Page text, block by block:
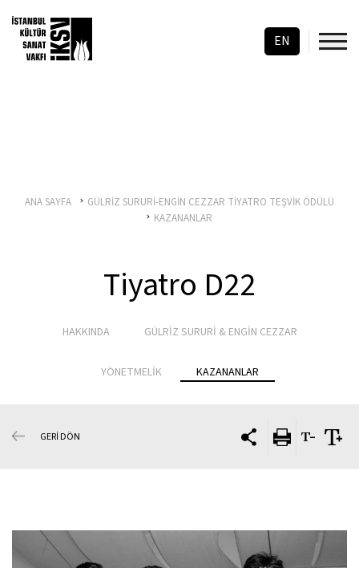
EN
ANA SAYFA
GÜLRİZ SURURİ-ENGİN CEZZAR TİYATRO TEŞVİK ÖDÜLÜ
KAZANANLAR
Tiyatro D22
HAKKINDA GÜLRİZ SURURİ & ENGİN CEZZAR
YÖNETMELİK KAZANANLAR
GERİ DÖN